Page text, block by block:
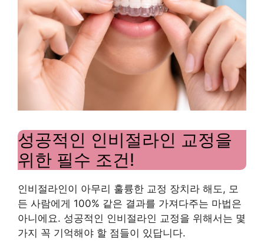
성공적인 인비절라인 교정을
위한 필수 조건!
인비절라인이 아무리 훌륭한 교정 장치라 해도, 모
든 사람에게 100% 같은 결과를 가져다주는 마법은
아니에요. 성공적인 인비절라인 교정을 위해서는 몇
가지 꼭 기억해야 할 점들이 있답니다.